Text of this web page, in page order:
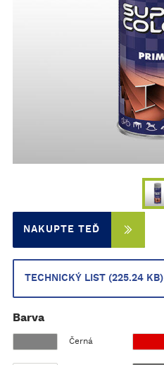
NAKUPTE TEĎ
TECHNICKÝ LIST (225.24 KB)
Barva
Černá